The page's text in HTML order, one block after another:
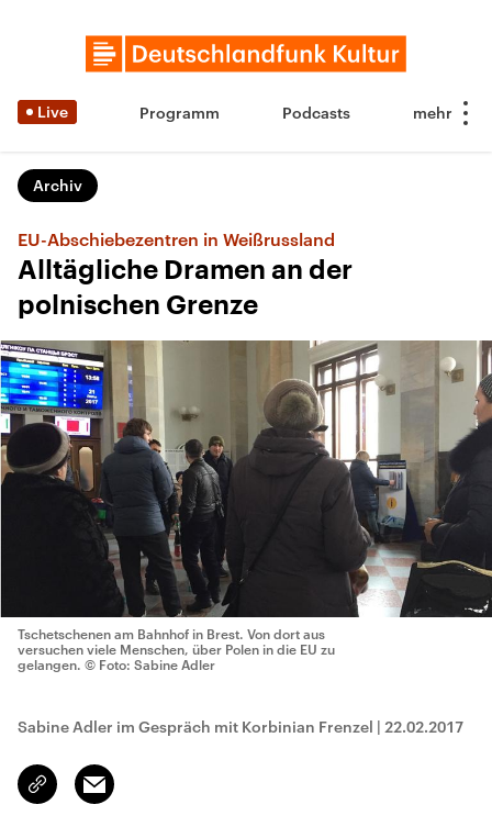
Live Programm Podcasts
Archiv
EU-Abschiebezentren in Weißrussland
Alltägliche Dramen an der
polnischen Grenze
Tschetschenen am Bahnhof in Brest. Von dort aus
versuchen viele Menschen, über Polen in die EU zu
gelangen. © Foto: Sabine Adler
Sabine Adler im Gespräch mit Korbinian Frenzel | 22.02.2017
Link
kopieren/teilen
Email